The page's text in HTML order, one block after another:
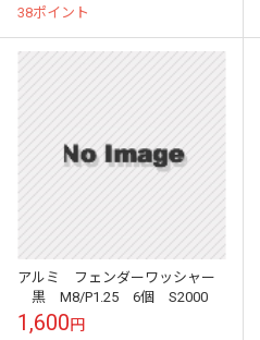
実現 ...
38ポイント
アルミ フェンダーワッシャー
黒 M8/P1.25 6個 S2000
1,600円